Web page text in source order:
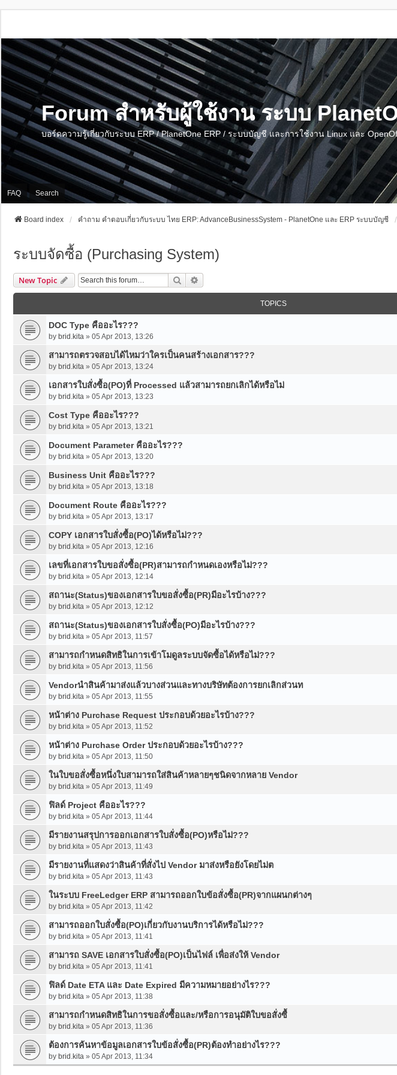
Forum สำหรับผู้ใช้งาน ระบบ
บอร์ดความรู้เกี่ยวกับระบบ ERP / PlanetOne ERP / ระบบบัญชี และการใช้งาน Linux และ
FAQ Search
Board index คำถาม คำตอบเกี่ยวกับระบบ ไทย ERP: AdvanceBusinessSystem - PlanetOne และ ERP ระบบบัญชี
ระบบจัดซื้อ (Purchasing System)
New Topic Search
TOPICS
DOC Type คืออะไร???
by brid.kita » 05 Apr 2013, 13:26
สามารถตรวจสอบได้ไหมว่าใครเป็นคนสร้างเอกสาร???
by brid.kita » 05 Apr 2013, 13:24
เอกสารใบสั่งซื้อ(PO)ที่ Processed แล้วสามารถยกเลิกได้หรือไม่
by brid.kita » 05 Apr 2013, 13:23
Cost Type คืออะไร???
by brid.kita » 05 Apr 2013, 13:21
Document Parameter คืออะไร???
by brid.kita » 05 Apr 2013, 13:20
Business Unit คืออะไร???
by brid.kita » 05 Apr 2013, 13:18
Document Route คืออะไร???
by brid.kita » 05 Apr 2013, 13:17
COPY เอกสารใบสั่งซื้อ(PO)ได้หรือไม่???
by brid.kita » 05 Apr 2013, 12:16
เลขที่เอกสารใบขอสั่งซื้อ(PR)สามารถกำหนดเองหรือไม่???
by brid.kita » 05 Apr 2013, 12:14
สถานะ(Status)ของเอกสารใบขอสั่งซื้อ(PR)มีอะไรบ้าง???
by brid.kita » 05 Apr 2013, 12:12
สถานะ(Status)ของเอกสารใบสั่งซื้อ(PO)มีอะไรบ้าง???
by brid.kita » 05 Apr 2013, 11:57
สามารถกำหนดสิทธิในการเข้าโมดูลระบบจัดซื้อได้หรือไม่???
by brid.kita » 05 Apr 2013, 11:56
Vendorนำสินค้ามาส่งแล้วบางส่วนและทางบริษัทต้องการยกเลิกส่วนท
by brid.kita » 05 Apr 2013, 11:55
หน้าต่าง Purchase Request ประกอบด้วยอะไรบ้าง???
by brid.kita » 05 Apr 2013, 11:52
หน้าต่าง Purchase Order ประกอบด้วยอะไรบ้าง???
by brid.kita » 05 Apr 2013, 11:50
ในใบขอสั่งซื้อหนึ่งใบสามารถใส่สินค้าหลายๆชนิดจากหลาย Vendor
by brid.kita » 05 Apr 2013, 11:49
ฟิลด์ Project คืออะไร???
by brid.kita » 05 Apr 2013, 11:44
มีรายงานสรุปการออกเอกสารใบสั่งซื้อ(PO)หรือไม่???
by brid.kita » 05 Apr 2013, 11:43
มีรายงานที่แสดงว่าสินค้าที่สั่งไป Vendor มาส่งหรือยังโดยไม่ต
by brid.kita » 05 Apr 2013, 11:43
ในระบบ FreeLedger ERP สามารถออกใบข้อสั่งซื้อ(PR)จากแผนกต่างๆ
by brid.kita » 05 Apr 2013, 11:42
สามารถออกใบสั่งซื้อ(PO)เกี่ยวกับงานบริการได้หรือไม่???
by brid.kita » 05 Apr 2013, 11:41
สามารถ SAVE เอกสารใบสั่งซื้อ(PO)เป็นไฟล์ เพื่อส่งให้ Vendor
by brid.kita » 05 Apr 2013, 11:41
ฟิลด์ Date ETA และ Date Expired มีความหมายอย่างไร???
by brid.kita » 05 Apr 2013, 11:38
สามารถกำหนดสิทธิในการขอสั่งซื้อและ/หรือการอนุมัติใบขอสั่งซื้
by brid.kita » 05 Apr 2013, 11:36
ต้องการค้นหาข้อมูลเอกสารใบข้อสั่งซื้อ(PR)ต้องทำอย่างไร???
by brid.kita » 05 Apr 2013, 11:34